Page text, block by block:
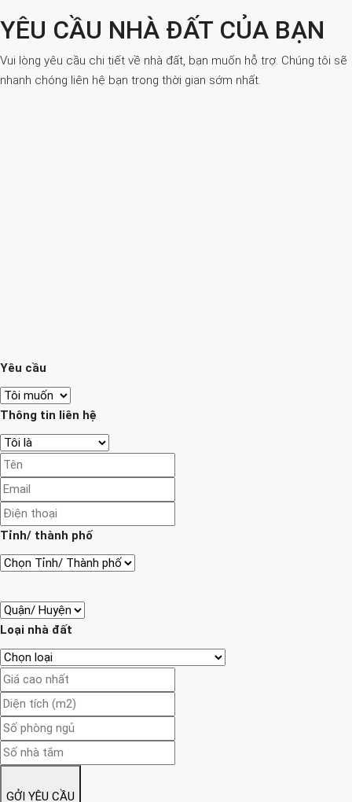
YÊU CẦU NHÀ ĐẤT CỦA BẠN
Vui lòng yêu cầu chi tiết về nhà đất, bạn muốn hỗ trợ. Chúng tôi sẽ
nhanh chóng liên hệ bạn trong thời gian sớm nhất.
Yêu cầu
Thông tin liên hệ
Tỉnh/ thành phố
Loại nhà đất
GỞI YÊU CẦU